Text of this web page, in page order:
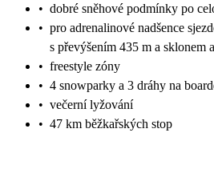
• dobré sněhové podmínky po
• pro adrenalinové nadšence
s převýšením 435 m a sklonem
• freestyle zóny
• 4 snowparky a 3 dráhy na
• večerní lyžování
• 47 km běžkařských stop